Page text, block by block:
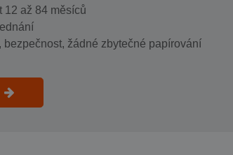
12 až 84 měsíců
bezpečnost, žádné zbytečné papírování